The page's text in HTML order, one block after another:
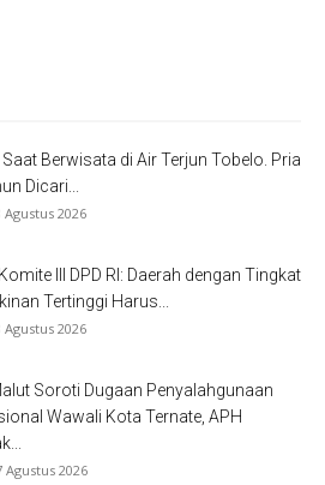
Berwisata di Air Terjun Tobelo. Pria
Dicari...
Agustus 2026
III DPD RI: Daerah dengan Tingkat
Tertinggi Harus...
Agustus 2026
Soroti Dugaan Penyalahgunaan
Wawali Kota Ternate, APH
Agustus 2026